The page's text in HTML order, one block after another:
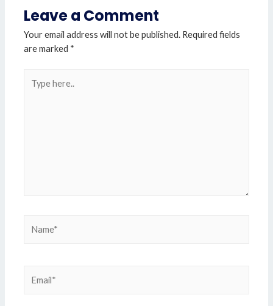
Leave a Comment
Your email address will not be published. Required fields
are marked *
here..